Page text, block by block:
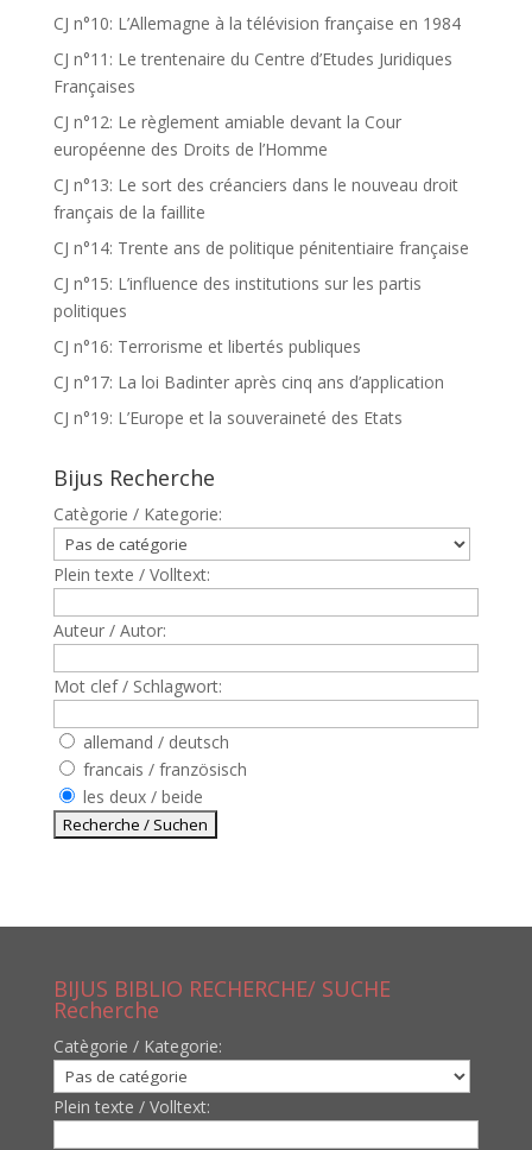
CJ n°10: L’Allemagne à la télévision française en 1984
CJ n°11: Le trentenaire du Centre d’Etudes Juridiques
Françaises
CJ n°12: Le règlement amiable devant la Cour
européenne des Droits de l’Homme
CJ n°13: Le sort des créanciers dans le nouveau droit
français de la faillite
CJ n°14: Trente ans de politique pénitentiaire française
CJ n°15: L’influence des institutions sur les partis
politiques
CJ n°16: Terrorisme et libertés publiques
CJ n°17: La loi Badinter après cinq ans d’application
CJ n°19: L’Europe et la souveraineté des Etats
Bijus Recherche
Catègorie / Kategorie:
Plein texte / Volltext:
Auteur / Autor:
Mot clef / Schlagwort:
allemand / deutsch
francais / französisch
les deux / beide
BIJUS BIBLIO RECHERCHE/ SUCHE
Recherche
Catègorie / Kategorie:
Plein texte / Volltext: